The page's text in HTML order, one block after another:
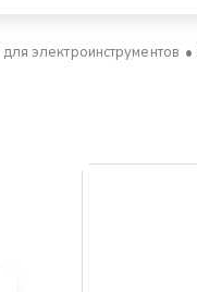
электроинструментов